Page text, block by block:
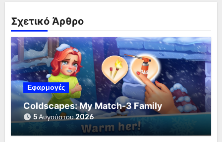
Σχετικό Άρθρο
Εφαρμογές
Coldscapes: My Match-3 Family
5 Αυγούστου 2026